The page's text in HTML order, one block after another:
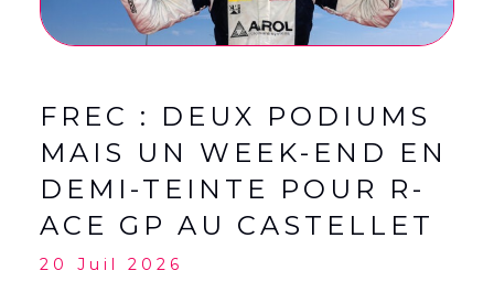
FREC : DEUX PODIUMS
MAIS UN WEEK-END EN
DEMI-TEINTE POUR R-
ACE GP AU CASTELLET
20 Juil 2026